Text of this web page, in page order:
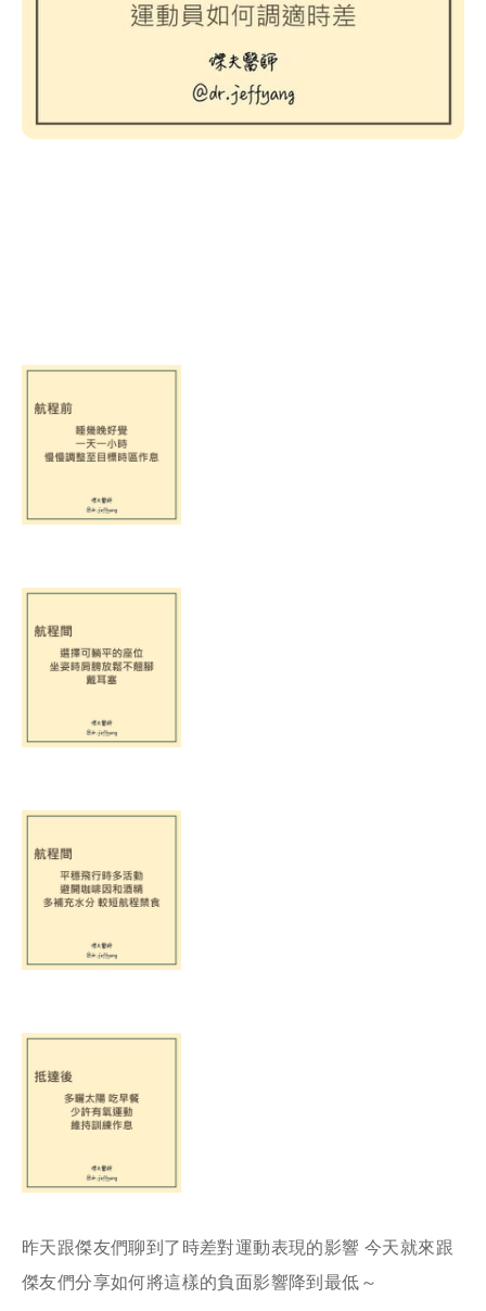
昨天跟傑友們聊到了時差對運動表現的影響 今天就來跟
傑友們分享如何將這樣的負面影響降到最低～